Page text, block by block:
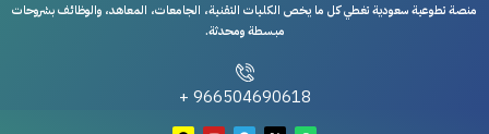
منصة تطوعية سعودية تغطي كل ما يخص الكليات التقنية، الجامعات، المعاهد، والوظائف بشروحات
مبسطة ومحدثة.
966504690618 +